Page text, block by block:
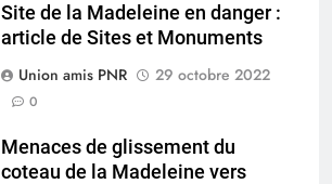
Site de la Madeleine en danger :
article de Sites et Monuments
Union amis PNR
29 octobre 2022
0
Menaces de glissement du
coteau de la Madeleine vers